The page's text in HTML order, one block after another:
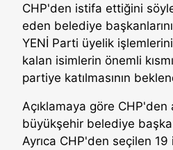
CHP'den istifa ettiğini
eden belediye
YENİ Parti üyelik işlemlerini
kalan isimlerin önemli
partiye katılmasının
Açıklamaya göre CHP'den
büyükşehir belediye
Ayrıca CHP'den seçilen